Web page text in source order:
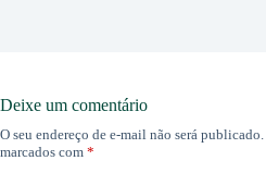
Deixe um comentário
O seu endereço de e-mail não será publicado.
marcados com *